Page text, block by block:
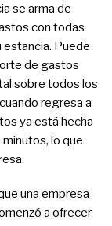
se arma de
con todas
estancia. Puede
de gastos
sobre todos los
regresa a
ya está hecha
lo que
una empresa
a ofrecer